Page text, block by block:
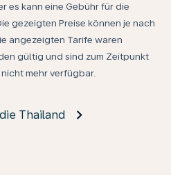
es kann eine Gebühr für die
gezeigten Preise können je nach
angezeigten Tarife waren
gültig und sind zum Zeitpunkt
mehr verfügbar.
Thailand